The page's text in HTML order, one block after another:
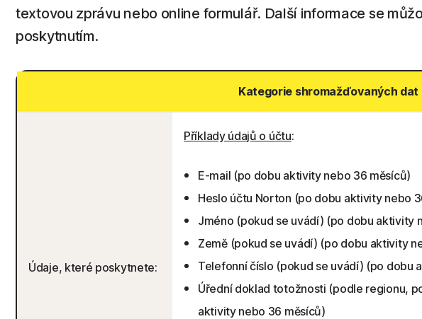
textovou zprávu nebo online formulář. Další informace se
poskytnutím.
Kategorie shromažďovaných dat
Údaje, které poskytnete:
Příklady údajů o účtu:
E-mail (po dobu aktivity nebo 36 měsíců)
Heslo účtu Norton (po dobu aktivity nebo
Jméno (pokud se uvádí) (po dobu aktivity
Země (pokud se uvádí) (po dobu aktivity
Telefonní číslo (pokud se uvádí) (po dobu
Úřední doklad totožnosti (podle regionu,
aktivity nebo 36 měsíců)